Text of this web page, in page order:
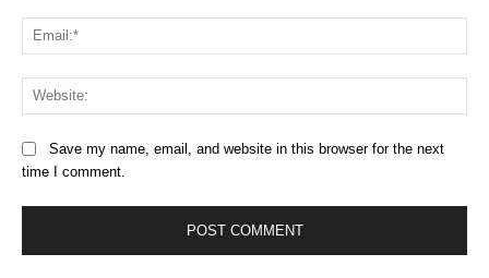
Save my name, email, and website in this browser for the next
time I comment.